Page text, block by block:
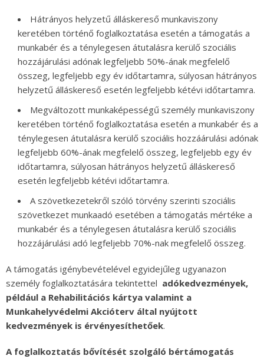
Hátrányos helyzetű álláskereső munkaviszony
keretében történő foglalkoztatása esetén a támogatás a
munkabér és a ténylegesen átutalásra kerülő szociális
hozzájárulási adónak legfeljebb 50%-ának megfelelő
összeg, legfeljebb egy év időtartamra, súlyosan hátrányos
helyzetű álláskereső esetén legfeljebb kétévi időtartamra.
Megváltozott munkaképességű személy munkaviszony
keretében történő foglalkoztatása esetén a munkabér és a
ténylegesen átutalásra kerülő szociális hozzáárulási adónak
legfeljebb 60%-ának megfelelő összeg, legfeljebb egy év
időtartamra, súlyosan hátrányos helyzetű álláskereső
esetén legfeljebb kétévi időtartamra.
A szövetkezetekről szóló törvény szerinti szociális
szövetkezet munkaadó esetében a támogatás mértéke a
munkabér és a ténylegesen átutalásra kerülő szociális
hozzájárulási adó legfeljebb 70%-nak megfelelő összeg.
A támogatás igénybevételével egyidejűleg ugyanazon
személy foglalkoztatására tekintettel adókedvezmények,
például a Rehabilitációs kártya valamint a
Munkahelyvédelmi Akcióterv által nyújtott
kedvezmények is érvényesíthetőek.
A foglalkoztatás bővítését szolgáló bértámogatás